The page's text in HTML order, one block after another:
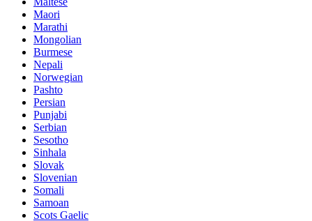
Maori
Marathi
Mongolian
Burmese
Nepali
Norwegian
Pashto
Persian
Punjabi
Serbian
Sesotho
Sinhala
Slovak
Slovenian
Somali
Samoan
Scots Gaelic